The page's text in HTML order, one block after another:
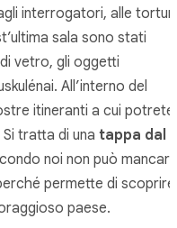
interrogatori, alle
sala sono stati
vetro, gli oggetti
All’interno del
itineranti a cui potrete
tratta di una tappa dal
noi non può
permette di scoprire
paese.